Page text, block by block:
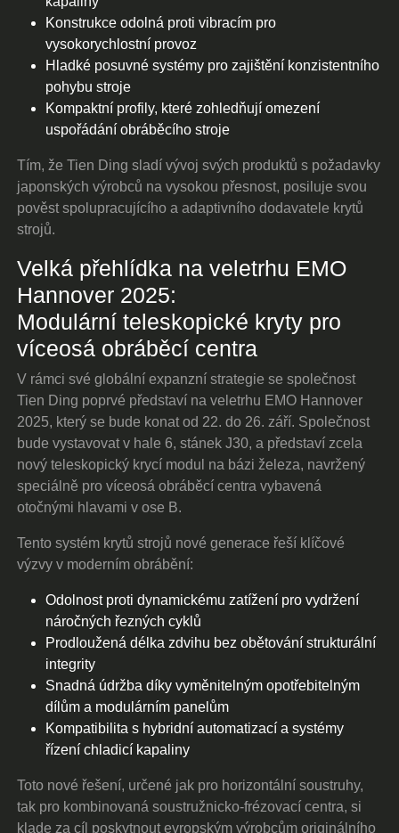
Konstrukce odolná proti vibracím pro
vysokorychlostní provoz
Hladké posuvné systémy pro zajištění konzistentního
pohybu stroje
Kompaktní profily, které zohledňují omezení
uspořádání obráběcího stroje
Tím, že Tien Ding sladí vývoj svých produktů s požadavky
japonských výrobců na vysokou přesnost, posiluje svou
pověst spolupracujícího a adaptivního dodavatele krytů
strojů.
Velká přehlídka na veletrhu EMO
Hannover 2025:
Modulární teleskopické kryty pro
víceosá obráběcí centra
V rámci své globální expanzní strategie se společnost
Tien Ding poprvé představí na veletrhu EMO Hannover
2025, který se bude konat od 22. do 26. září. Společnost
bude vystavovat v hale 6, stánek J30, a představí zcela
nový teleskopický krycí modul na bázi železa, navržený
speciálně pro víceosá obráběcí centra vybavená
otočnými hlavami v ose B.
Tento systém krytů strojů nové generace řeší klíčové
výzvy v moderním obrábění:
Odolnost proti dynamickému zatížení pro vydržení
náročných řezných cyklů
Prodloužená délka zdvihu bez obětování strukturální
integrity
Snadná údržba díky vyměnitelným opotřebitelným
dílům a modulárním panelům
Kompatibilita s hybridní automatizací a systémy
řízení chladicí kapaliny
Toto nové řešení, určené jak pro horizontální soustruhy,
tak pro kombinovaná soustružnicko-frézovací centra, si
klade za cíl poskytnout evropským výrobcům originálního